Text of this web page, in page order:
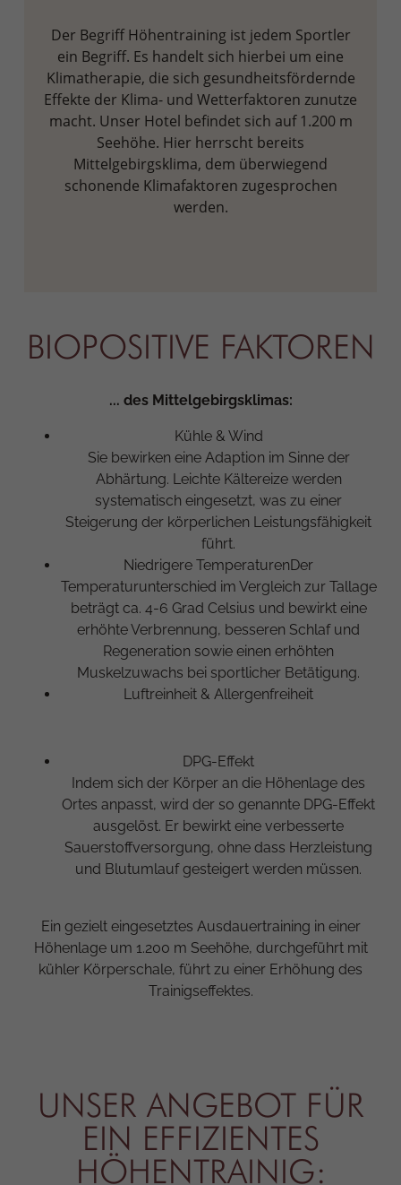
Der Begriff Höhentraining ist jedem Sportler
ein Begriff. Es handelt sich hierbei um eine
Klimatherapie, die sich gesundheitsfördernde
Effekte der Klima- und Wetterfaktoren zunutze
macht. Unser Hotel befindet sich auf 1.200 m
Seehöhe. Hier herrscht bereits
Mittelgebirgsklima, dem überwiegend
schonende Klimafaktoren zugesprochen
werden.
BIOPOSITIVE FAKTOREN
... des Mittelgebirgsklimas:
Kühle & Wind
Sie bewirken eine Adaption im Sinne der
Abhärtung. Leichte Kältereize werden
systematisch eingesetzt, was zu einer
Steigerung der körperlichen Leistungsfähigkeit
führt.
Niedrigere TemperaturenDer
Temperaturunterschied im Vergleich zur Tallage
beträgt ca. 4-6 Grad Celsius und bewirkt eine
erhöhte Verbrennung, besseren Schlaf und
Regeneration sowie einen erhöhten
Muskelzuwachs bei sportlicher Betätigung.
Luftreinheit & Allergenfreiheit
DPG-Effekt
Indem sich der Körper an die Höhenlage des
Ortes anpasst, wird der so genannte DPG-Effekt
ausgelöst. Er bewirkt eine verbesserte
Sauerstoffversorgung, ohne dass Herzleistung
und Blutumlauf gesteigert werden müssen.
Ein gezielt eingesetztes Ausdauertraining in einer
Höhenlage um 1.200 m Seehöhe, durchgeführt mit
kühler Körperschale, führt zu einer Erhöhung des
Trainigseffektes.
UNSER ANGEBOT FÜR
EIN EFFIZIENTES
HÖHENTRAINIG: